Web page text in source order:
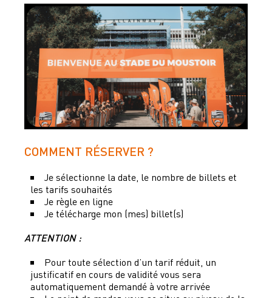
COMMENT RÉSERVER ?
Je sélectionne la date, le nombre de billets et
les tarifs souhaités
Je règle en ligne
Je télécharge mon (mes) billet(s)
ATTENTION :
Pour toute sélection d’un tarif réduit, un
justificatif en cours de validité vous sera
automatiquement demandé à votre arrivée